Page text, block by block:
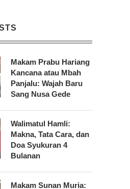
Makam Prabu Hariang
Kancana atau Mbah
Panjalu: Wajah Baru
Sang Nusa Gede
Walimatul Hamli:
Makna, Tata Cara, dan
Doa Syukuran 4
Bulanan
Makam Sunan Muria: